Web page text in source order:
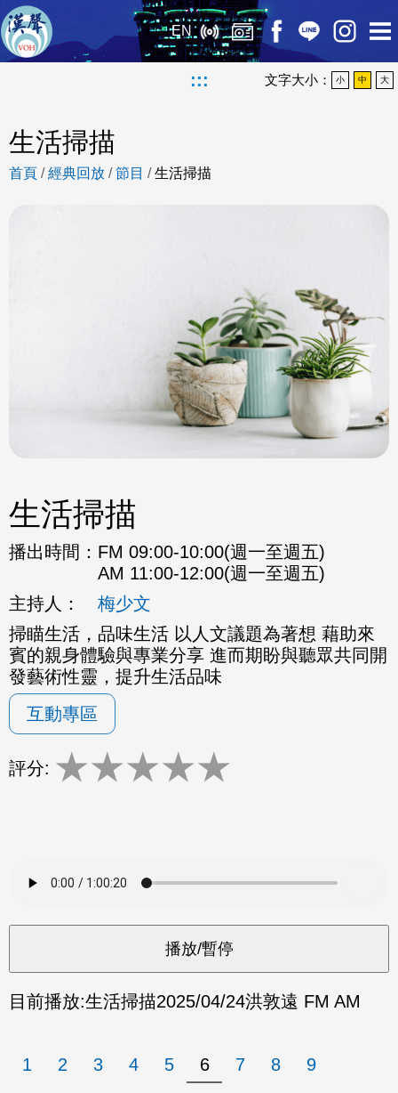
EN
::: 文字大小： 小 中 大
生活掃描
首頁 /經典回放 /節目 /生活掃描
生活掃描
播出時間： FM 09:00-10:00(週一至週五)
AM 11:00-12:00(週一至週五)
主持人：
梅少文
掃瞄生活，品味生活 以人文議題為著想 藉助來
賓的親身體驗與專業分享 進而期盼與聽眾共同開
發藝術性靈，提升生活品味
互動專區
評分: ★★★★★
目前播放:生活掃描2025/04/24洪敦遠 FM AM
1 2 3 4 5 6 7 8 9